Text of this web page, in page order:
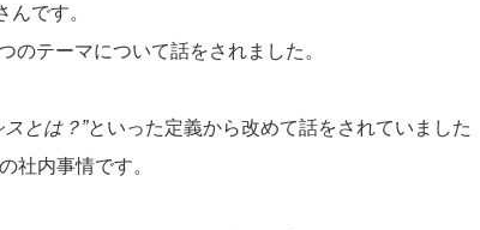
んです。
のテーマについて話をされました。
スとは？”といった定義から改めて話をされていました
社内事情です。